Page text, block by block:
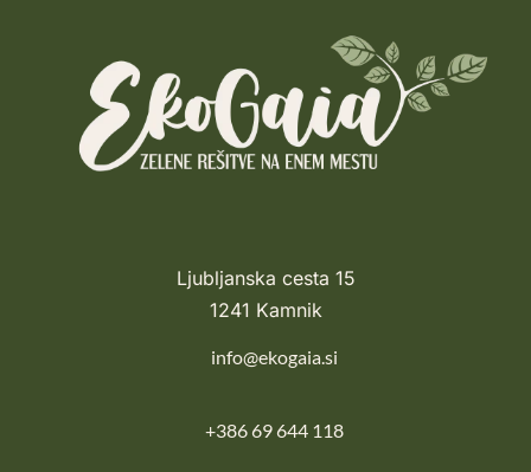
Ljubljanska cesta 15
1241 Kamnik
info@ekogaia.si
+386 69 644 118